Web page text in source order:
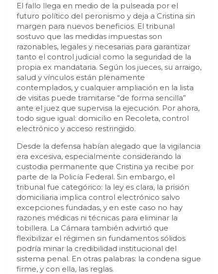
El fallo llega en medio de la pulseada por el
futuro político del peronismo y deja a Cristina sin
margen para nuevos beneficios. El tribunal
sostuvo que las medidas impuestas son
razonables, legales y necesarias para garantizar
tanto el control judicial como la seguridad de la
propia ex mandataria. Según los jueces, su arraigo,
salud y vínculos están plenamente
contemplados, y cualquier ampliación en la lista
de visitas puede tramitarse “de forma sencilla”
ante el juez que supervisa la ejecución. Por ahora,
todo sigue igual: domicilio en Recoleta, control
electrónico y acceso restringido.
Desde la defensa habían alegado que la vigilancia
era excesiva, especialmente considerando la
custodia permanente que Cristina ya recibe por
parte de la Policía Federal. Sin embargo, el
tribunal fue categórico: la ley es clara, la prisión
domiciliaria implica control electrónico salvo
excepciones fundadas, y en este caso no hay
razones médicas ni técnicas para eliminar la
tobillera. La Cámara también advirtió que
flexibilizar el régimen sin fundamentos sólidos
podría minar la credibilidad institucional del
sistema penal. En otras palabras: la condena sigue
firme, y con ella, las reglas.